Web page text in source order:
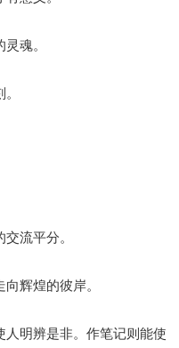
魂。
流平分。
辉煌的彼岸。
人明辨是非。作笔记则能使